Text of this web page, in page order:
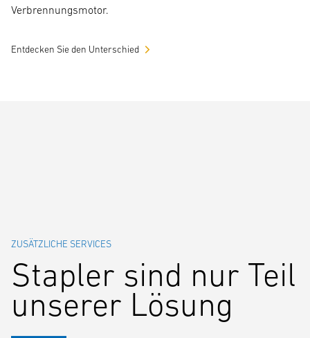
Verbrennungsmotor.
Entdecken Sie den Unterschied
ZUSÄTZLICHE SERVICES
Stapler sind nur Teil
unserer Lösung